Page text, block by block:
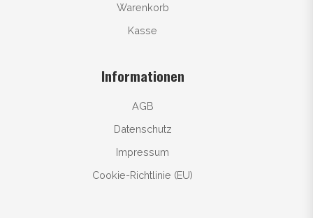
Warenkorb
Kasse
Informationen
AGB
Datenschutz
Impressum
Cookie-Richtlinie (EU)